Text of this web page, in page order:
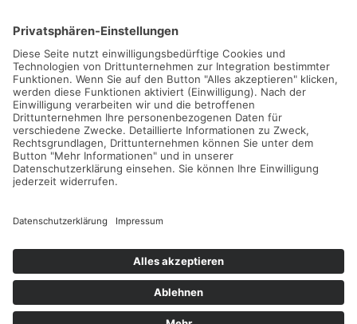
Gefördert durch die
Freie und Hansestadt Hamburg
SUCHT.HAMBURG gGmbH
Datenschutz Impressum Sitemap